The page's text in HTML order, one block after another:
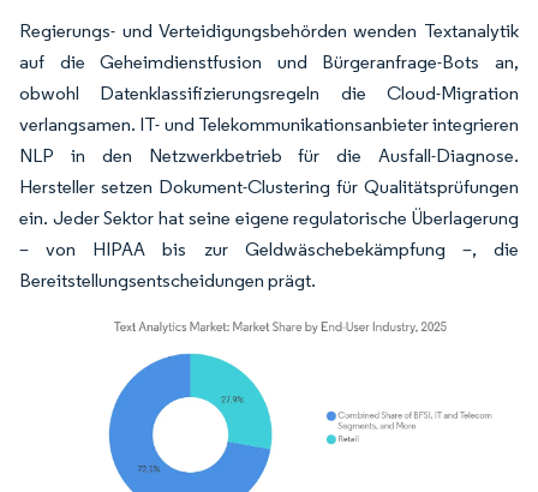
Regierungs- und Verteidigungsbehörden wenden Textanalytik
auf die Geheimdienstfusion und Bürgeranfrage-Bots an,
obwohl Datenklassifizierungsregeln die Cloud-Migration
verlangsamen. IT- und Telekommunikationsanbieter integrieren
NLP in den Netzwerkbetrieb für die Ausfall-Diagnose.
Hersteller setzen Dokument-Clustering für Qualitätsprüfungen
ein. Jeder Sektor hat seine eigene regulatorische Überlagerung
– von HIPAA bis zur Geldwäschebekämpfung –, die
Bereitstellungsentscheidungen prägt.